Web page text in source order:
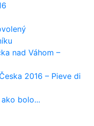
nad Váhom –
2016 – Pieve di
bolo...